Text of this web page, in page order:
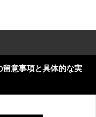
意事項と具体的な実